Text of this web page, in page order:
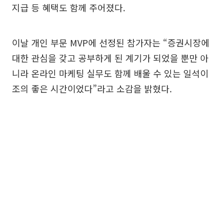
지급 등 혜택도 함께 주어졌다.
이날 개인 부문 MVP에 선정된 참가자는 “증권시장에
대한 관심을 갖고 공부하게 된 계기가 되었을 뿐만 아
니라 온라인 마케팅 실무도 함께 배울 수 있는 일석이
조의 좋은 시간이었다”라고 소감을 밝혔다.